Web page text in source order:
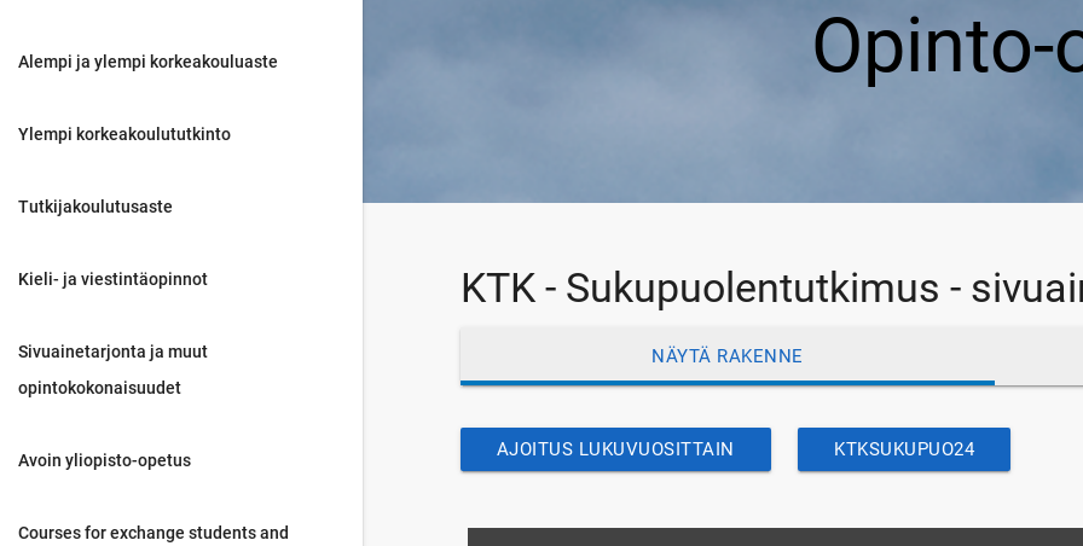
Alempi ja ylempi korkeakouluaste
Ylempi korkeakoulututkinto
Tutkijakoulutusaste
Kieli- ja viestintäopinnot
Sivuainetarjonta ja muut
opintokokonaisuudet
Avoin yliopisto-opetus
Courses for exchange students and
Opinto-
KTK - Sukupuolentutkimus -
NÄYTÄ RAKENNE
AJOITUS LUKUVUOSITTAIN KTKSUKUPUO24